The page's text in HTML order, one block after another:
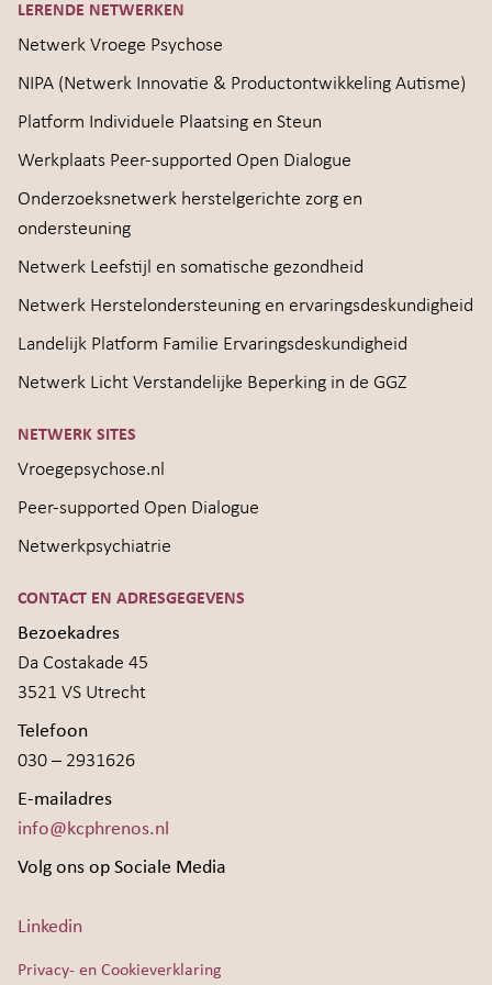
LERENDE NETWERKEN
Netwerk Vroege Psychose
NIPA (Netwerk Innovatie & Productontwikkeling Autisme)
Platform Individuele Plaatsing en Steun
Werkplaats Peer-supported Open Dialogue
Onderzoeksnetwerk herstelgerichte zorg en
ondersteuning
Netwerk Leefstijl en somatische gezondheid
Netwerk Herstelondersteuning en ervaringsdeskundigheid
Landelijk Platform Familie Ervaringsdeskundigheid
Netwerk Licht Verstandelijke Beperking in de GGZ
NETWERK SITES
Vroegepsychose.nl
Peer-supported Open Dialogue
Netwerkpsychiatrie
CONTACT EN ADRESGEGEVENS
Bezoekadres
Da Costakade 45
3521 VS Utrecht
Telefoon
030 – 2931626
E-mailadres
info@kcphrenos.nl
Volg ons op Sociale Media
Linkedin
Privacy- en Cookieverklaring